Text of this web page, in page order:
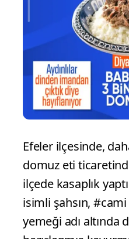
Efeler ilçesinde,
domuz eti
ilçede kasaplık
isimli şahsın,
yemeği adı altında